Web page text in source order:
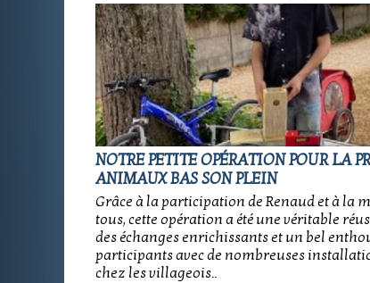
NOTRE PETITE OPÉRATION POUR LA
ANIMAUX BAS SON PLEIN
Grâce à la participation de Renaud et à la
tous, cette opération a été une véritable
des échanges enrichissants et un bel
participants avec de nombreuses
chez les villageois..